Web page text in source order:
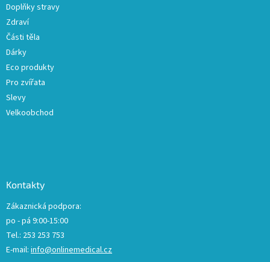
Doplňky stravy
Zdraví
Části těla
Dárky
Eco produkty
Pro zvířata
Slevy
Velkoobchod
Kontakty
Zákaznická podpora:
po - pá 9:00-15:00
Tel.: 253 253 753
E-mail: info@onlinemedical.cz